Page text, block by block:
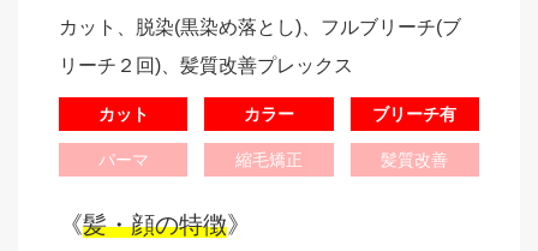
カット、脱染(黒染め落とし)、フルブリーチ(ブ
リーチ２回)、髪質改善プレックス
カット カラー ブリーチ有
パーマ 縮毛矯正 髪質改善
《髪・顔の特徴》